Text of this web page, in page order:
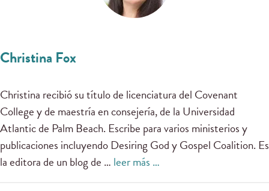
Christina Fox
Christina recibió su título de licenciatura del Covenant
College y de maestría en consejería, de la Universidad
Atlantic de Palm Beach. Escribe para varios ministerios y
publicaciones incluyendo Desiring God y Gospel Coalition. Es
la editora de un blog de … leer más …